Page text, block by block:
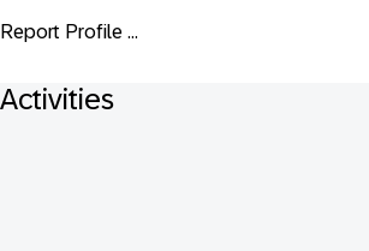
Report Profile ...
Activities